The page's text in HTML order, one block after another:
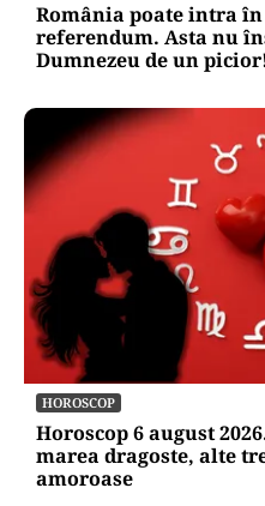
România poate intra
referendum. Asta nu
Dumnezeu de un
HOROSCOP
Horoscop 6 august
marea dragoste, alte
amoroase